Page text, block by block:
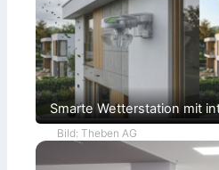
Smarte Wetterstation mit
Bild: Theben AG